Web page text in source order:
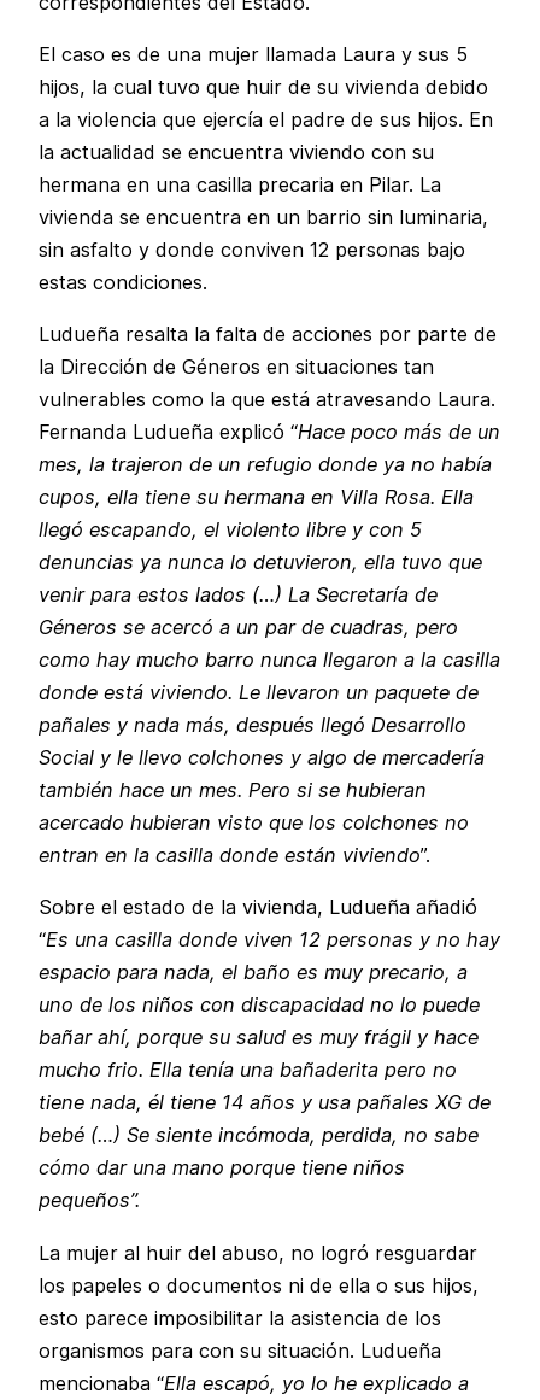
El caso es de una mujer llamada Laura y sus 5
hijos, la cual tuvo que huir de su vivienda debido
a la violencia que ejercía el padre de sus hijos. En
la actualidad se encuentra viviendo con su
hermana en una casilla precaria en Pilar. La
vivienda se encuentra en un barrio sin luminaria,
sin asfalto y donde conviven 12 personas bajo
estas condiciones.
Ludueña resalta la falta de acciones por parte de
la Dirección de Géneros en situaciones tan
vulnerables como la que está atravesando Laura.
Fernanda Ludueña explicó “Hace poco más de un
mes, la trajeron de un refugio donde ya no había
cupos, ella tiene su hermana en Villa Rosa. Ella
llegó escapando, el violento libre y con 5
denuncias ya nunca lo detuvieron, ella tuvo que
venir para estos lados (…) La Secretaría de
Géneros se acercó a un par de cuadras, pero
como hay mucho barro nunca llegaron a la casilla
donde está viviendo. Le llevaron un paquete de
pañales y nada más, después llegó Desarrollo
Social y le llevo colchones y algo de mercadería
también hace un mes. Pero si se hubieran
acercado hubieran visto que los colchones no
entran en la casilla donde están viviendo”.
Sobre el estado de la vivienda, Ludueña añadió
“Es una casilla donde viven 12 personas y no hay
espacio para nada, el baño es muy precario, a
uno de los niños con discapacidad no lo puede
bañar ahí, porque su salud es muy frágil y hace
mucho frio. Ella tenía una bañaderita pero no
tiene nada, él tiene 14 años y usa pañales XG de
bebé (…) Se siente incómoda, perdida, no sabe
cómo dar una mano porque tiene niños
pequeños”.
La mujer al huir del abuso, no logró resguardar
los papeles o documentos ni de ella o sus hijos,
esto parece imposibilitar la asistencia de los
organismos para con su situación. Ludueña
mencionaba “Ella escapó, yo lo he explicado a